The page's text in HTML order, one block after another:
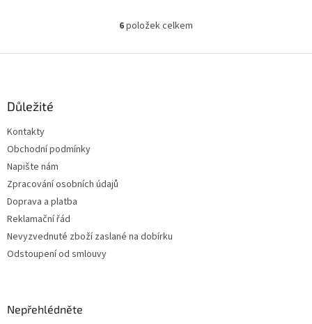
O
l
p
i
6položek celkem
Důležité
Kontakty
Obchodní podmínky
Napište nám
Zpracování osobních údajů
Doprava a platba
Reklamační řád
Nevyzvednuté zboží zaslané na dobírku
Odstoupení od smlouvy
Nepřehlédněte